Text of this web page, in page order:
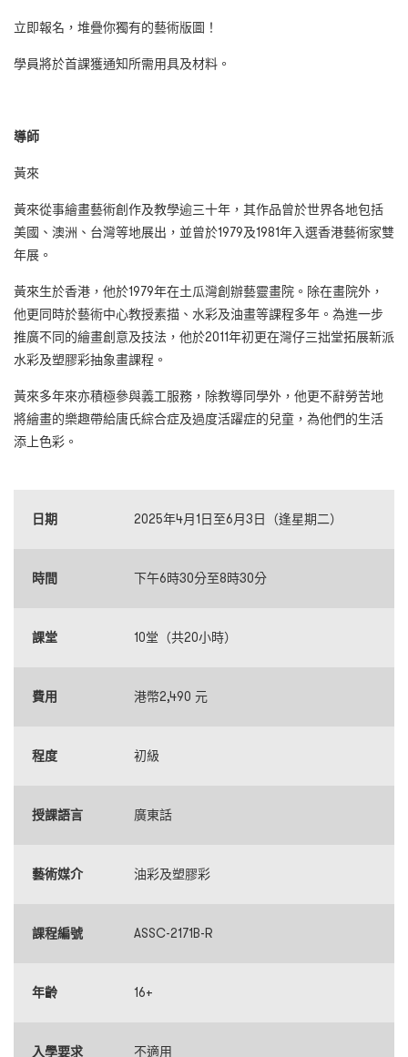
立即報名，堆疊你獨有的藝術版圖！
學員將於首課獲通知所需用具及材料。
導師
黃來
黃來從事繪畫藝術創作及教學逾三十年，其作品曾於世界各地包括
美國、澳洲、台灣等地展出，並曾於1979及1981年入選香港藝術家雙
年展。
黃來生於香港，他於1979年在土瓜灣創辦藝靈畫院。除在畫院外，
他更同時於藝術中心教授素描、水彩及油畫等課程多年。為進一步
推廣不同的繪畫創意及技法，他於2011年初更在灣仔三拙堂拓展新派
水彩及塑膠彩抽象畫課程。
黃來多年來亦積極參與義工服務，除教導同學外，他更不辭勞苦地
將繪畫的樂趣帶給唐氏綜合症及過度活躍症的兒童，為他們的生活
添上色彩。
日期 2025年4月1日至6月3日（逢星期二）
時間 下午6時30分至8時30分
課堂 10堂（共20小時）
費用 港幣2,490 元
程度 初級
授課語言 廣東話
藝術媒介 油彩及塑膠彩
課程編號 ASSC-2171B-R
年齡 16+
入學要求 不適用